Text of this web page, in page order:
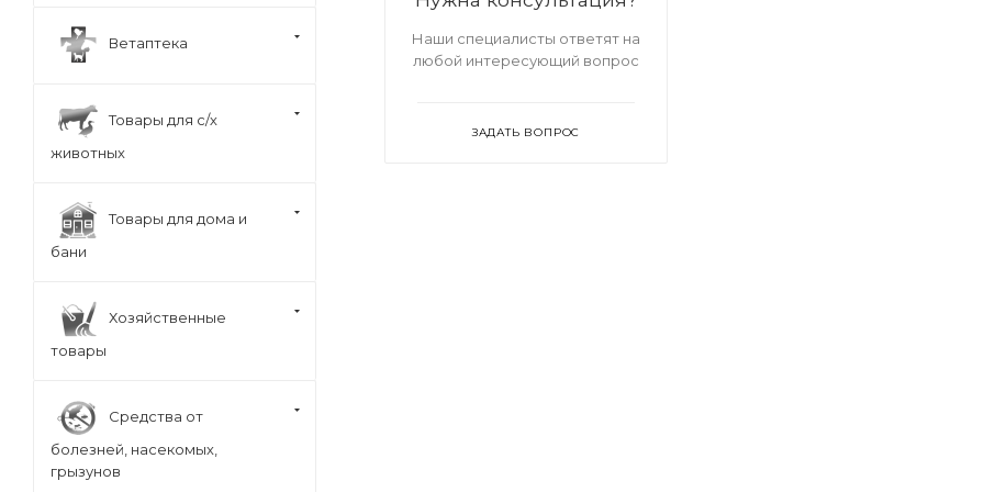
Наши специалисты ответят на
любой интересующий вопрос
ЗАДАТЬ ВОПРОС
Ветаптека
Товары для с/х
животных
Товары для дома и
бани
Хозяйственные
товары
Средства от
болезней, насекомых,
грызунов